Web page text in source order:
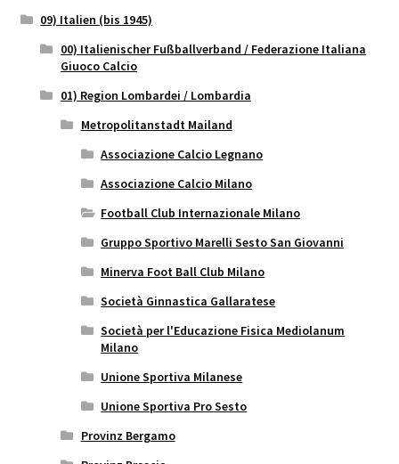
09) Italien (bis 1945)
00) Italienischer Fußballverband / Federazione Italiana
Giuoco Calcio
01) Region Lombardei / Lombardia
Metropolitanstadt Mailand
Associazione Calcio Legnano
Associazione Calcio Milano
Football Club Internazionale Milano
Gruppo Sportivo Marelli Sesto San Giovanni
Minerva Foot Ball Club Milano
Società Ginnastica Gallaratese
Società per l'Educazione Fisica Mediolanum
Milano
Unione Sportiva Milanese
Unione Sportiva Pro Sesto
Provinz Bergamo